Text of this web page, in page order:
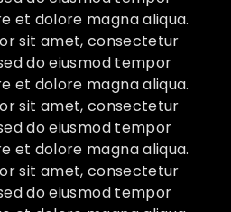
et dolore magna aliqua.
sit amet, consectetur
do eiusmod tempor
et dolore magna aliqua.
sit amet, consectetur
do eiusmod tempor
et dolore magna aliqua.
sit amet, consectetur
do eiusmod tempor